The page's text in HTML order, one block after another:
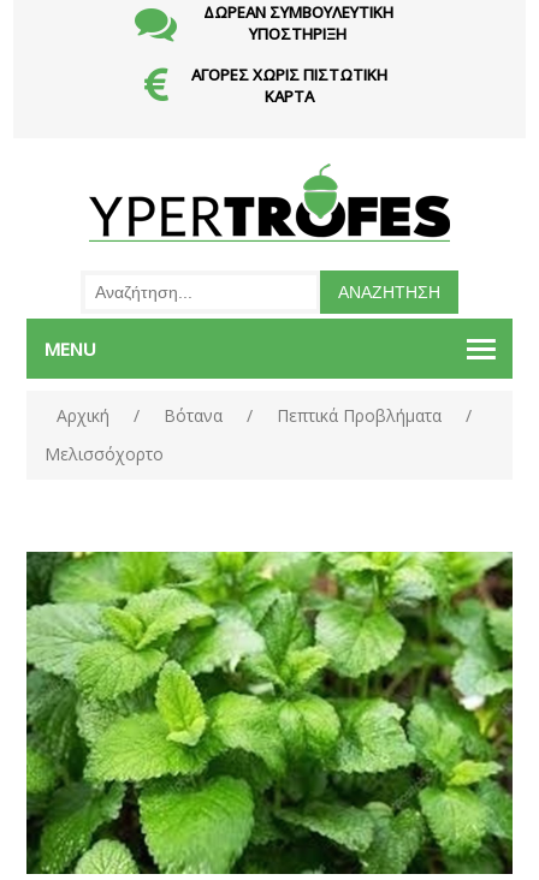
ΔΩΡΕΑΝ ΣΥΜΒΟΥΛΕΥΤΙΚΗ
ΥΠΟΣΤΗΡΙΞΗ
ΑΓΟΡΕΣ ΧΩΡΙΣ ΠΙΣΤΩΤΙΚΗ
ΚΑΡΤΑ
MENU
Αρχική / Βότανα / Πεπτικά Προβλήματα
/
Μελισσόχορτο